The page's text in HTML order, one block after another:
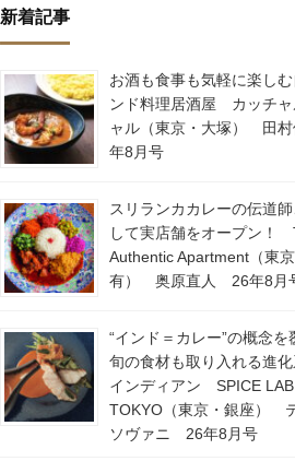
新着記事
お酒も食事も気軽に楽し
ンド料理居酒屋 カッチャ
ャル（東京・大塚） 田
年8月号
スリランカカレーの伝道
して実店舗をオープン！
Authentic Apartment（東
有） 奥原直人 26年8月
“インド＝カレー”の概念を
旬の食材も取り入れる進
インディアン SPICE LAB
TOKYO（東京・銀座）
ソヴァニ 26年8月号